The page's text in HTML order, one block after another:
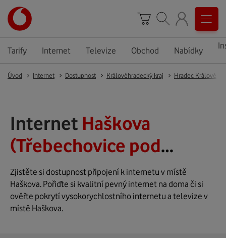
Tarify Internet Televize Obchod Nabídky
Úvod Internet Dostupnost Královéhradecký kraj Hradec Králové
Internet Haškova
(Třebechovice pod
Orebem)
Zjistěte si dostupnost připojení k internetu v místě
Haškova. Pořiďte si kvalitní pevný internet na doma či si
ověřte pokrytí vysokorychlostního internetu a televize v
místě Haškova.